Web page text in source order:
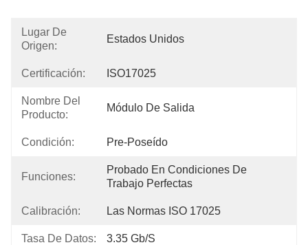
Lugar De
Origen:
Estados Unidos
Certificación: ISO17025
Nombre Del
Producto:
Módulo De Salida
Condición: Pre-Poseído
Funciones:
Probado En Condiciones De
Trabajo Perfectas
Calibración: Las Normas ISO 17025
Tasa De Datos: 3.35 Gb/s